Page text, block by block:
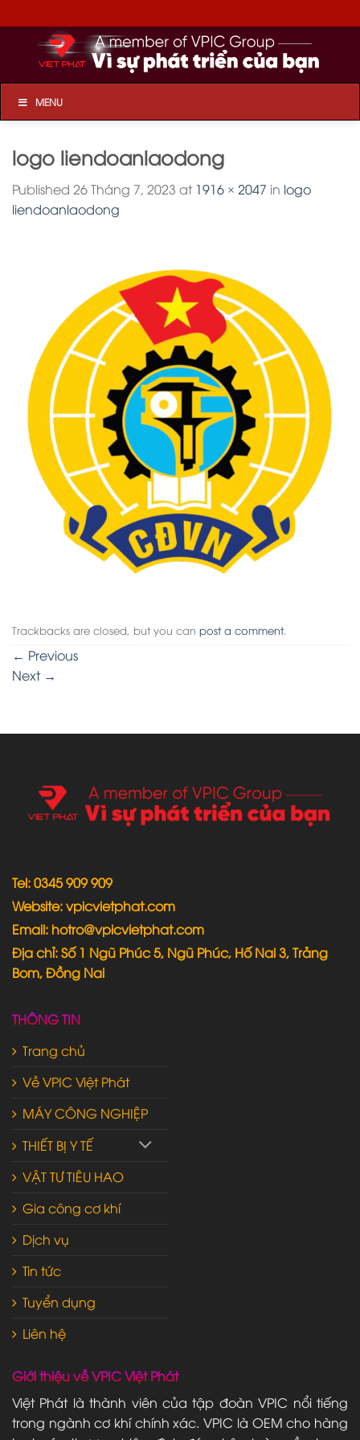
to
content
MENU
logo liendoanlaodong
Published 26 Tháng 7, 2023 at 1916 × 2047 in logo
liendoanlaodong
Trackbacks are closed, but you can post a comment.
← Previous
Next →
Tel: 0345 909 909
Website: vpicvietphat.com
Email: hotro@vpicvietphat.com
Địa chỉ: Số 1 Ngũ Phúc 5, Ngũ Phúc, Hố Nai 3, Trảng
Bom, Đồng Nai
THÔNG TIN
Trang chủ
Về VPIC Việt Phát
MÁY CÔNG NGHIỆP
THIẾT BỊ Y TẾ
VẬT TƯ TIÊU HAO
Gia công cơ khí
Dịch vụ
Tin tức
Tuyển dụng
Liên hệ
Giới thiệu về VPIC Việt Phát
Việt Phát là thành viên của tập đoàn VPIC nổi tiếng
trong ngành cơ khí chính xác. VPIC là OEM cho hàng